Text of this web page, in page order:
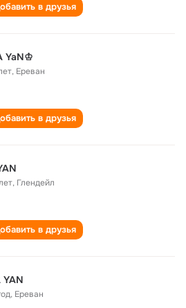
в друзья
YaN♔
, Ереван
в друзья
, Глендейл
в друзья
YAN
, Ереван